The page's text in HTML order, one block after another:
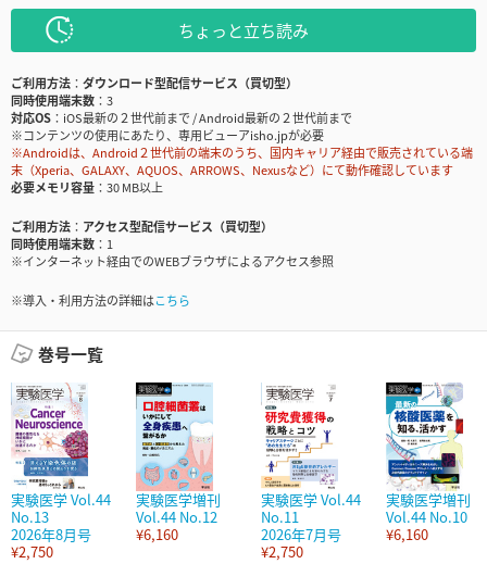
ちょっと立ち読み
ご利用方法
ダウンロード型配信サービス（買切型）
同時使用端末数
3
対応OS
iOS最新の２世代前まで / Android最新の２世代前まで
※コンテンツの使用にあたり、専用ビューアisho.jpが必要
※Androidは、Android２世代前の端末のうち、国内キャリア経由で販売されている端
末（Xperia、GALAXY、AQUOS、ARROWS、Nexusなど）にて動作確認しています
必要メモリ容量
30 MB以上
ご利用方法
アクセス型配信サービス（買切型）
同時使用端末数
1
※インターネット経由でのWEBブラウザによるアクセス参照
※導入・利用方法の詳細はこちら
巻号一覧
実験医学 Vol.44
No.13
2026年8月号
¥2,750
実験医学増刊
Vol.44 No.12
¥6,160
実験医学 Vol.44
No.11
2026年7月号
¥2,750
実験医学増刊
Vol.44 No.10
¥6,160